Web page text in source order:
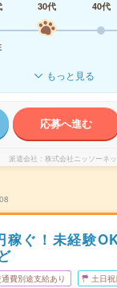
30代 40代
もっと見る
応募へ進む
派遣会社 株式会社ニッソーネ
稼ぐ！未経験
通費別途支給あり 土日